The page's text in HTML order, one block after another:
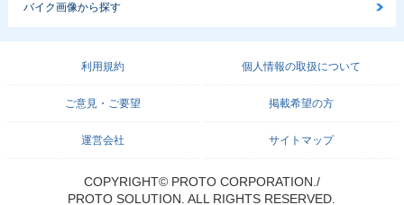
バイク画像から探す
利用規約 個人情報の取扱について
ご意見・ご要望 掲載希望の方
運営会社 サイトマップ
COPYRIGHT© PROTO CORPORATION./
PROTO SOLUTION. ALL RIGHTS RESERVED.